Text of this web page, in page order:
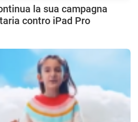
la sua campagna
contro iPad Pro